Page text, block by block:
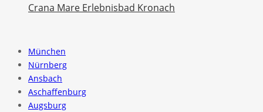
Crana Mare Erlebnisbad Kronach
München
Nürnberg
Ansbach
Aschaffenburg
Augsburg